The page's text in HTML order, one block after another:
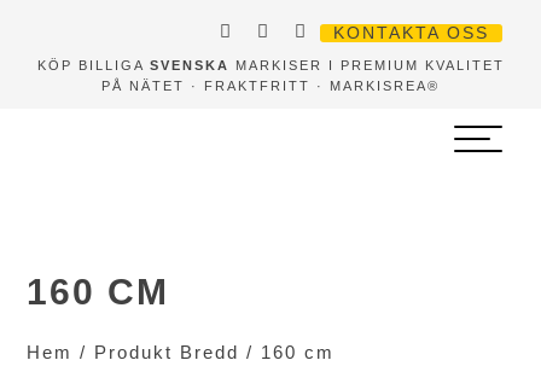
KÖP BILLIGA SVENSKA
MARKISER I PREMIUM KVALITET
PÅ NÄTET · FRAKTFRITT · MARKISREA®
KONTAKTA OSS
160 CM
Hem / Produkt Bredd / 160 cm